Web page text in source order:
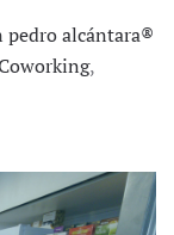
pedro alcántara®
,